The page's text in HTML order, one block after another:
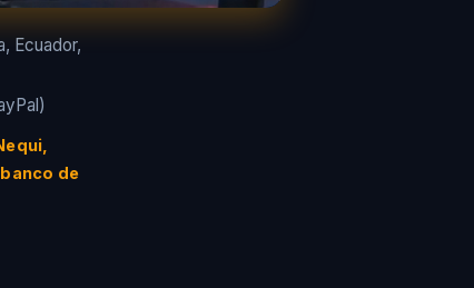
Ecuador,
de